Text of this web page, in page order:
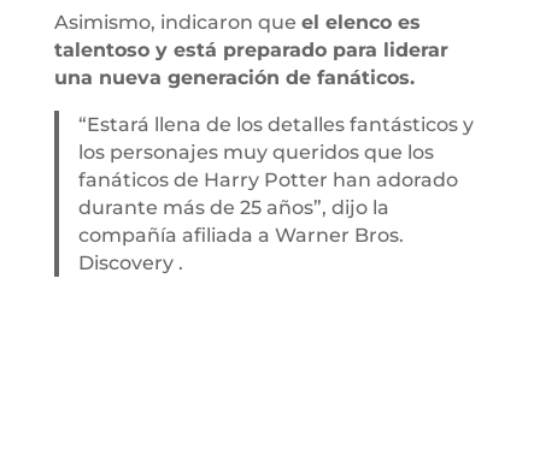
Asimismo, indicaron que el elenco es
talentoso y está preparado para liderar
una nueva generación de fanáticos.
“Estará llena de los detalles fantásticos y
los personajes muy queridos que los
fanáticos de Harry Potter han adorado
durante más de 25 años”, dijo la
compañía afiliada a Warner Bros.
Discovery .